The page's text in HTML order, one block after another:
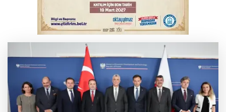
Serbest piyasada altın fiyatları...